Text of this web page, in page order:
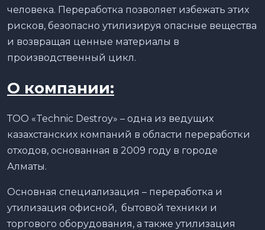
человека. Переработка позволяет избежать этих
рисков, безопасно утилизируя опасные вещества
и возвращая ценные материалы в
производственный цикл.
О компании:
ТОО «Technic Destroy» – одна из ведущих
казахстанских компаний в области переработки
отходов, основанная в 2009 году в городе
Алматы.
Основная специализация – переработка и
утилизация офисной, бытовой техники и
торгового оборудования, а также утилизация